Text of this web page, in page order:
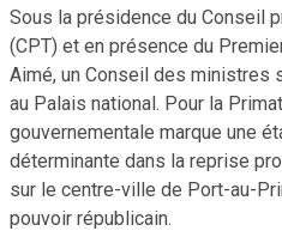
Sous la présidence du Conseil
(CPT) et en présence du
Aimé, un Conseil des ministres
au Palais national. Pour la
gouvernementale marque une
déterminante dans la reprise
sur le centre-ville de Port-au-
pouvoir républicain.